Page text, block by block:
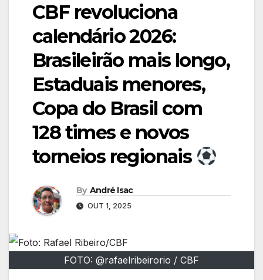
CBF revoluciona
calendário 2026:
Brasileirão mais longo,
Estaduais menores,
Copa do Brasil com
128 times e novos
torneios regionais
By André Isac
OUT 1, 2025
FOTO: @rafaelribeirorio / CBF